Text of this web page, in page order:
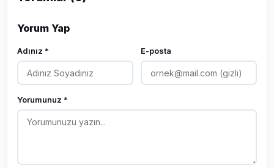
Yorum Yap
Adınız * E-posta
Yorumunuz *